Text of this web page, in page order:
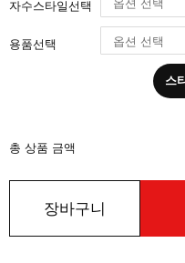
자수스타일선택
용품선택
스
총 상품 금액
장바구니